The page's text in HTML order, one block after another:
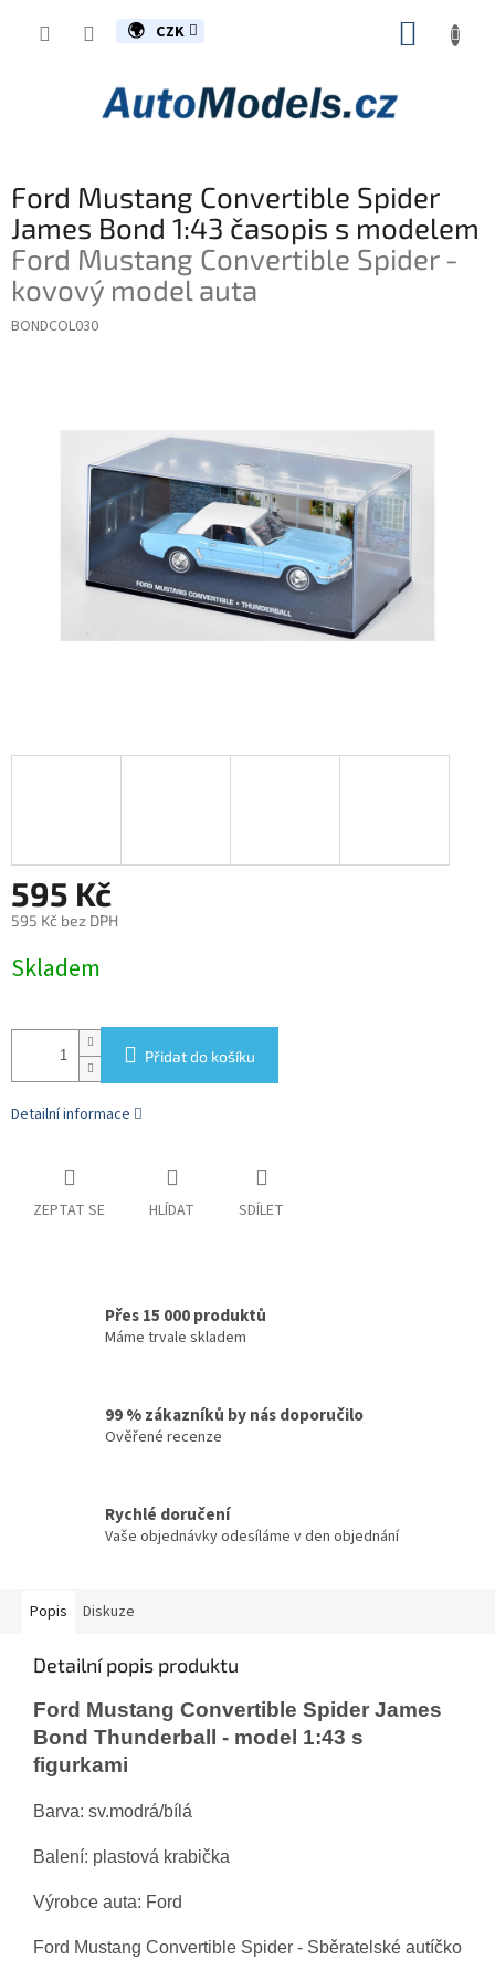
CZK
Ford Mustang Convertible Spider
James Bond 1:43 časopis s modelem
Ford Mustang Convertible Spider -
kovový model auta
BONDCOL030
595 Kč
595 Kč bez DPH
cena:
Skladem
Přidat do košíku
Detailní informace
ZEPTAT SE HLÍDAT SDÍLET
Přes 15 000 produktů
Máme trvale skladem
99 % zákazníků by nás doporučilo
Ověřené recenze
Rychlé doručení
Vaše objednávky odesíláme v den objednání
Popis Diskuze
Detailní popis produktu
Ford Mustang Convertible Spider James
Bond Thunderball - model 1:43 s
figurkami
Barva: sv.modrá/bílá
Balení: plastová krabička
Výrobce auta: Ford
Ford Mustang Convertible Spider - Sběratelské autíčko